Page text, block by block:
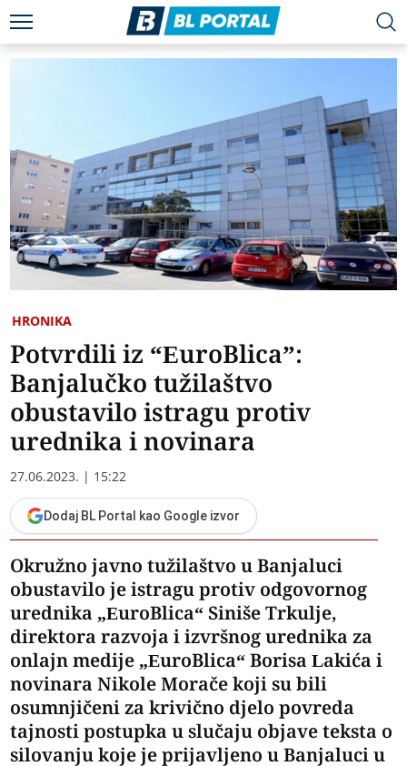
HRONIKA
Potvrdili iz “EuroBlica”:
Banjalučko tužilaštvo
obustavilo istragu protiv
urednika i novinara
27.06.2023. | 15:22
Dodaj BL Portal kao Google izvor
Okružno javno tužilaštvo u Banjaluci
obustavilo je istragu protiv odgovornog
urednika „EuroBlica“ Siniše Trkulje,
direktora razvoja i izvršnog urednika za
onlajn medije „EuroBlica“ Borisa Lakića i
novinara Nikole Morače koji su bili
osumnjičeni za krivično djelo povreda
tajnosti postupka u slučaju objave teksta o
silovanju koje je prijavljeno u Banjaluci u